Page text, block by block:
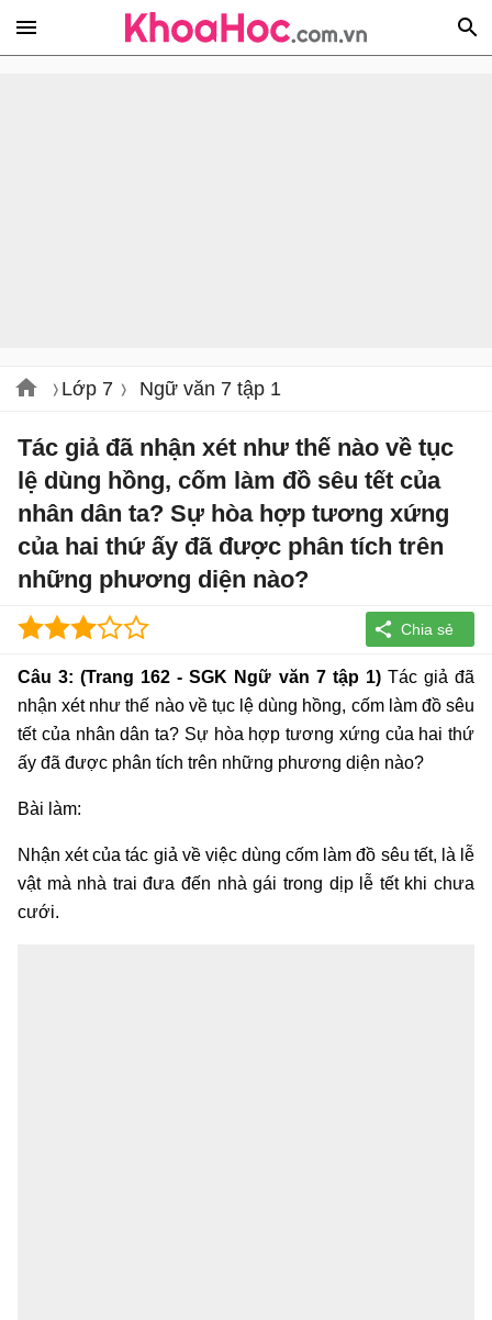
Lớp 7 Ngữ văn 7 tập 1
Tác giả đã nhận xét như thế nào về tục
lệ dùng hồng, cốm làm đồ sêu tết của
nhân dân ta? Sự hòa hợp tương xứng
của hai thứ ấy đã được phân tích trên
những phương diện nào?
Câu 3: (Trang 162 - SGK Ngữ văn 7 tập 1)Tác giả đã
nhận xét như thế nào về tục lệ dùng hồng, cốm làm đồ sêu
tết của nhân dân ta? Sự hòa hợp tương xứng của hai thứ
ấy đã được phân tích trên những phương diện nào?
Bài làm:
Nhận xét của tác giả về việc dùng cốm làm đồ sêu tết, là lễ
vật mà nhà trai đưa đến nhà gái trong dịp lễ tết khi chưa
cưới.